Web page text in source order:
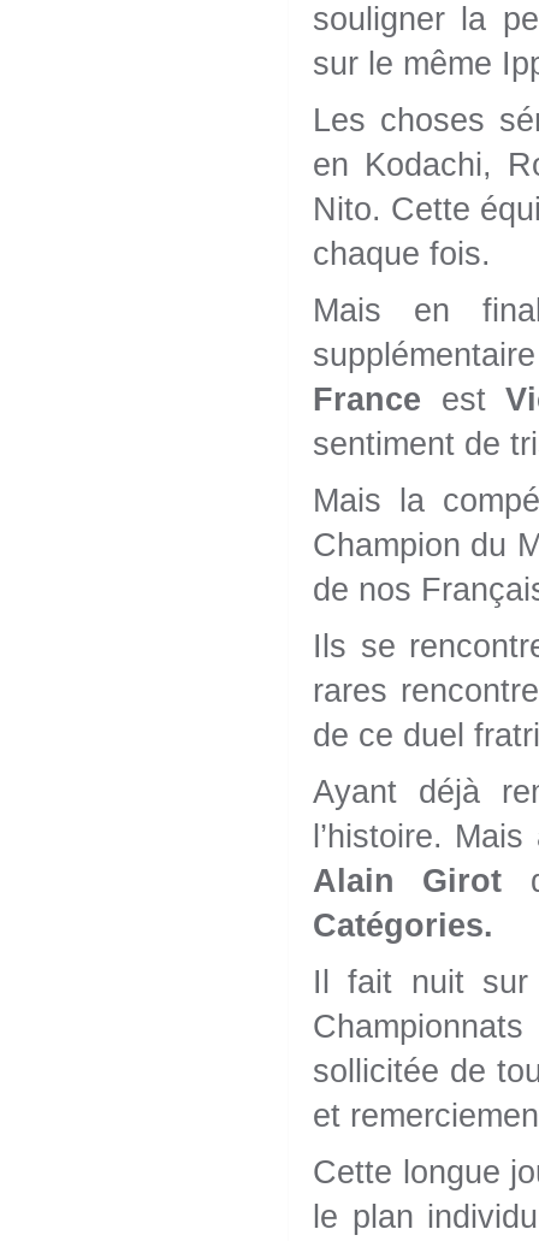
souligner la
sur le même
Les choses
en Kodachi,
Nito. Cette
chaque fois.
Mais en
France est
sentiment de
Mais la
Champion du
de nos
Ils se
rares
de ce duel
Ayant déjà
l’histoire.
Alain Girot
Catégories.
Il fait nuit sur
sollicitée de
et
Cette longue
le plan